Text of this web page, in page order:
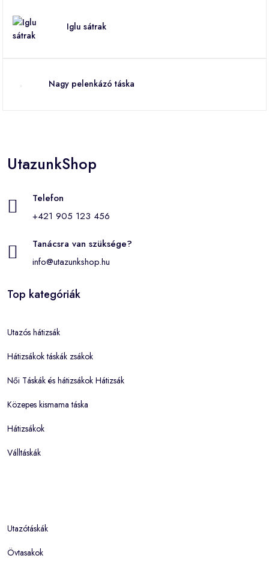
Iglu sátrak
Nagy pelenkázó táska
UtazunkShop
Telefon
+421 905 123 456
Tanácsra van szüksége?
info@utazunkshop.hu
Top kategóriák
Utazós hátizsák
Hátizsákok táskák zsákok
Női Táskák és hátizsákok Hátizsák
Közepes kismama táska
Hátizsákok
Válltáskák
Utazótáskák
Övtasakok